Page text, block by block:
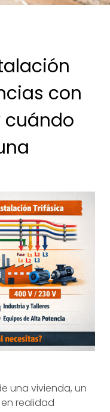
con
cuándo
una vivienda, un
realidad